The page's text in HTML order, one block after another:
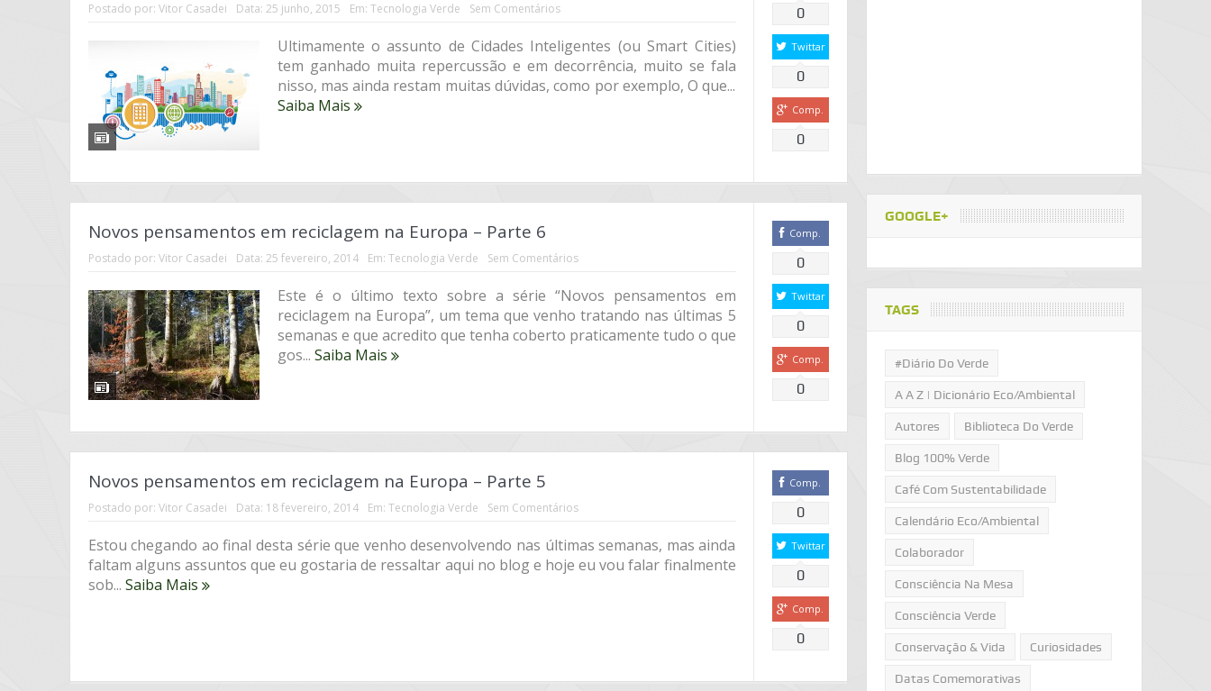
Postado por: Vitor Casadei Data: 25 junho, 2015 Em: Tecnologia Verde Sem Comentários
Ultimamente o assunto de Cidades Inteligentes (ou Smart Cities)
tem ganhado muita repercussão e em decorrência, muito se fala
nisso, mas ainda restam muitas dúvidas, como por exemplo, O que...
Saiba Mais
0
Twittar
0
Comp.
0
Novos pensamentos em reciclagem na Europa – Parte 6
Postado por: Vitor Casadei Data: 25 fevereiro, 2014 Em: Tecnologia Verde Sem Comentários
Este é o último texto sobre a série “Novos pensamentos em
reciclagem na Europa”, um tema que venho tratando nas últimas 5
semanas e que acredito que tenha coberto praticamente tudo o que
gos... Saiba Mais
Comp.
0
Twittar
0
Comp.
0
Novos pensamentos em reciclagem na Europa – Parte 5
Postado por: Vitor Casadei Data: 18 fevereiro, 2014 Em: Tecnologia Verde Sem Comentários
Estou chegando ao final desta série que venho desenvolvendo nas últimas semanas, mas ainda
faltam alguns assuntos que eu gostaria de ressaltar aqui no blog e hoje eu vou falar finalmente
sob... Saiba Mais
Comp.
0
Twittar
0
Comp.
0
GOOGLE+
TAGS
#Diário Do Verde
A A Z | Dicionário Eco/Ambiental
Autores Biblioteca Do Verde
Blog 100% Verde
Café Com Sustentabilidade
Calendário Eco/Ambiental
Colaborador
Consciência Na Mesa
Consciência Verde
Conservação & Vida Curiosidades
Datas Comemorativas